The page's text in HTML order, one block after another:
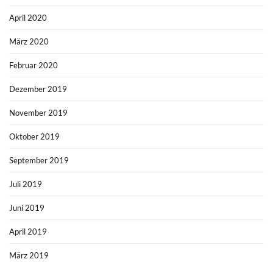
April 2020
März 2020
Februar 2020
Dezember 2019
November 2019
Oktober 2019
September 2019
Juli 2019
Juni 2019
April 2019
März 2019